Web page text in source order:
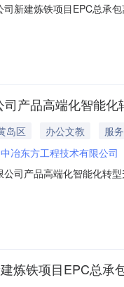
新建炼铁项目EPC总承
书名称:DF山西晋钢新
产品高端化智能
岛区 办公文教
服务
中冶东方工程技术有限公司
司产品高端化智能化转
交供应商:山东省显通安
炼铁项目EPC总承